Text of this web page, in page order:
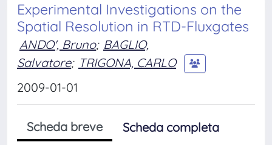
Experimental Investigations on the
Spatial Resolution in RTD-Fluxgates
ANDO', Bruno; BAGLIO,
Salvatore; TRIGONA, CARLO
2009-01-01
Scheda breve
Scheda completa